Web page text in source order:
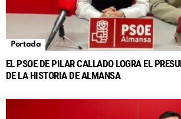
Portada
EL PSOE DE PILAR CALLADO LOGRA EL
DE LA HISTORIA DE ALMANSA